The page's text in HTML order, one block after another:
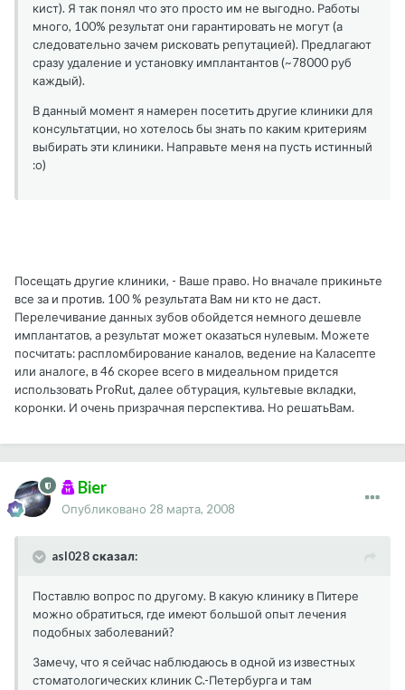
кист). Я так понял что это просто им не выгодно. Работы
много, 100% результат они гарантировать не могут (а
следовательно зачем рисковать репутацией). Предлагают
сразу удаление и установку имплантантов (~78000 руб
каждый).
В данный момент я намерен посетить другие клиники для
консультатции, но хотелось бы знать по каким критериям
выбирать эти клиники. Направьте меня на пусть истинный
:о)
Посещать другие клиники, - Ваше право. Но вначале прикиньте
все за и против. 100 % результата Вам ни кто не даст.
Перелечивание данных зубов обойдется немного дешевле
имплантатов, а результат может оказаться нулевым. Можете
посчитать: распломбирование каналов, ведение на Каласепте
или аналоге, в 46 скорее всего в мидеальном придется
использовать ProRut, далее обтурация, культевые вкладки,
коронки. И очень призрачная перспектива. Но решатьВам.
Bier
Опубликовано 28 марта, 2008
asl028 сказал:
Поставлю вопрос по другому. В какую клинику в Питере
можно обратиться, где имеют большой опыт лечения
подобных заболеваний?
Замечу, что я сейчас наблюдаюсь в одной из известных
стоматологических клиник С.-Петербурга и там